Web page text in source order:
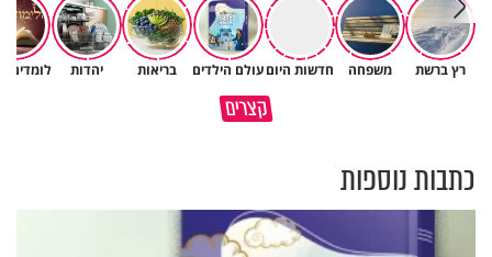
רץ ברשת משפחה חדשות היוםעולם הילדים בריאות יהדות לומדים
קצרים
תשובה של עם שלם - צבי
איך אתה מראה לקב״ה את
כתבות נוספות